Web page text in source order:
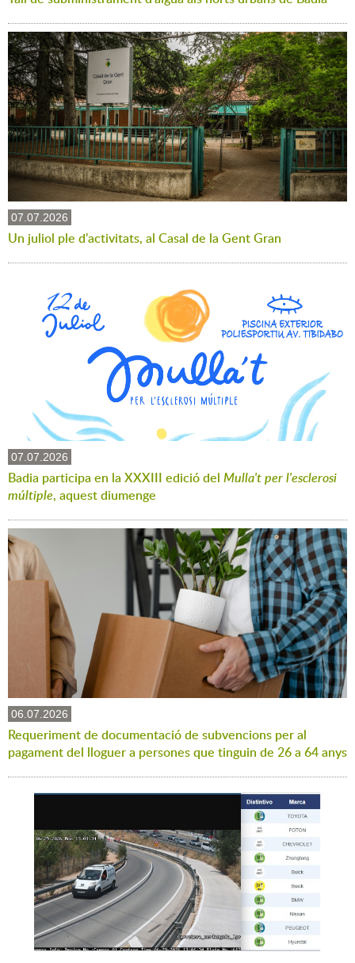
07.07.2026
Un juliol ple d'activitats, al Casal de la Gent Gran
07.07.2026
Badia participa en la XXXIII edició del Mulla't per l'esclerosi
múltiple, aquest diumenge
06.07.2026
Requeriment de documentació de subvencions per al
pagament del lloguer a persones que tinguin de 26 a 64 anys